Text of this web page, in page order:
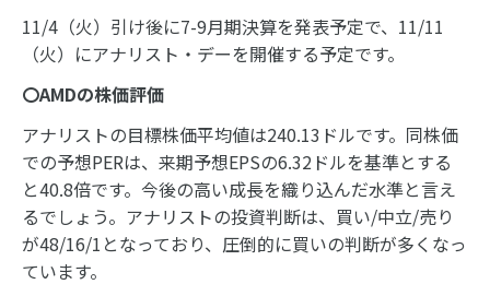
11/4（火）引け後に7-9月期決算を発表予定で、11/11
（火）にアナリスト・デーを開催する予定です。
〇AMDの株価評価
アナリストの目標株価平均値は240.13ドルです。同株価
での予想PERは、来期予想EPSの6.32ドルを基準とする
と40.8倍です。今後の高い成長を織り込んだ水準と言え
るでしょう。アナリストの投資判断は、買い/中立/売り
が48/16/1となっており、圧倒的に買いの判断が多くなっ
ています。